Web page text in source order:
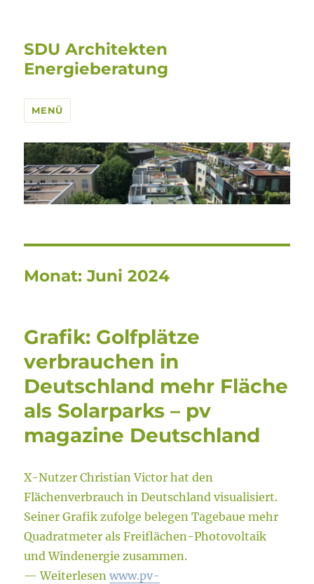
SDU Architekten
Energieberatung
MENÜ
Monat:Juni 2024
Grafik: Golfplätze
verbrauchen in
Deutschland mehr Fläche
als Solarparks – pv
magazine Deutschland
X-Nutzer Christian Victor hat den
Flächenverbrauch in Deutschland visualisiert.
Seiner Grafik zufolge belegen Tagebaue mehr
Quadratmeter als Freiflächen-Photovoltaik
und Windenergie zusammen.
— Weiterlesenwww.pv-